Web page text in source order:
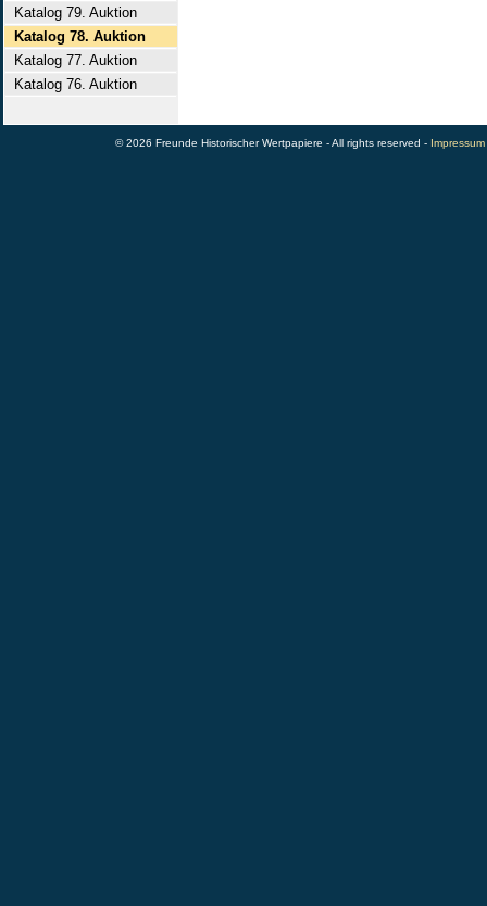
Katalog 79. Auktion
Katalog 78. Auktion
Katalog 77. Auktion
Katalog 76. Auktion
© 2026 Freunde Historischer Wertpapiere - All rights reserved - Impressum